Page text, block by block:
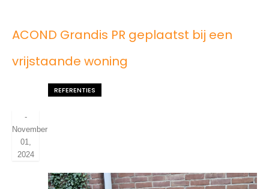
ACOND Grandis PR geplaatst bij een
vrijstaande woning
REFERENTIES
-
November
01,
2024